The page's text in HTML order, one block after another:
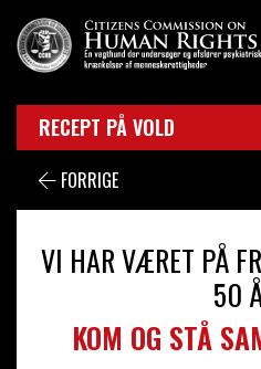
RECEPT PÅ VOLD
FORRIGE
VI HAR VÆRET PÅ
50
KOM OG STÅ